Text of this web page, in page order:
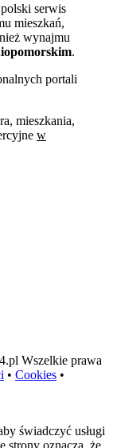
serwis
mieszkań,
wynajmu
.
portali
mieszkania,
w
Wszelkie prawa
• Cookies •
świadczyć usługi
strony oznacza, że